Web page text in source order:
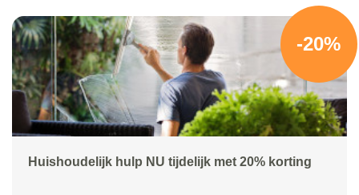
-20%
Huishoudelijk hulp NU tijdelijk met 20% korting